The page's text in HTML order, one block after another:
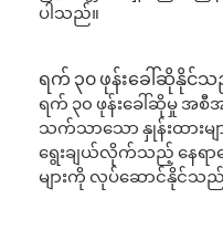
ပါသည်။
ရက် ၃၀ ဖုန်းခေါ်ဆိုနိုင်
ရက် ၃၀ ဖုန်းခေါ်ဆိုမှု အ
သက်သာသော နှုန်းထားမျ
ရွေးချယ်လိုက်သည့် နေရာ
များကို လုပ်ဆောင်နိုင်သ